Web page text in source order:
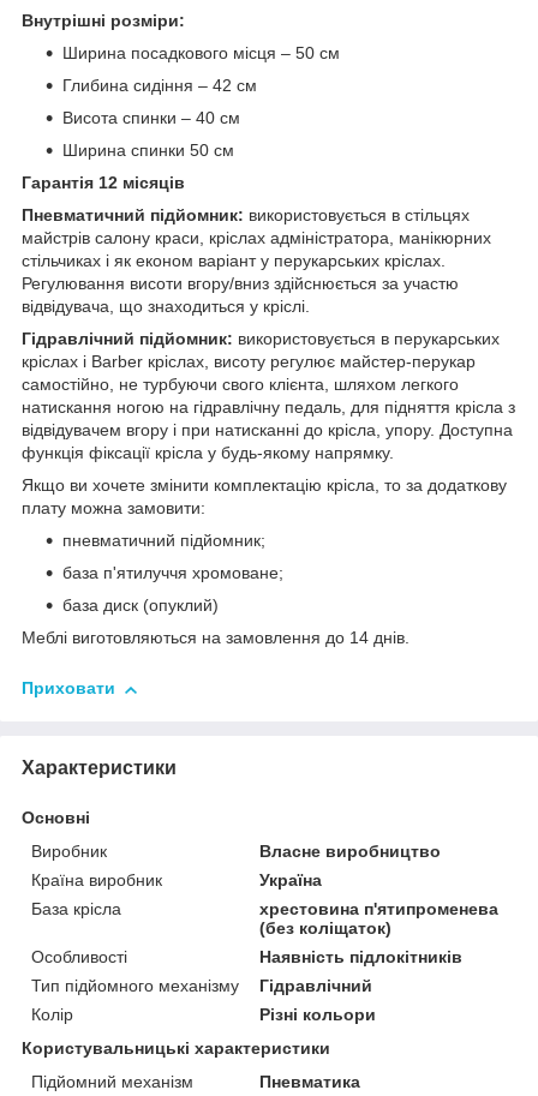
Внутрішні розміри:
Ширина посадкового місця – 50 см
Глибина сидіння – 42 см
Висота спинки – 40 см
Ширина спинки 50 см
Гарантія 12 місяців
Пневматичний підйомник: використовується в стільцях
майстрів салону краси, кріслах адміністратора, манікюрних
стільчиках і як економ варіант у перукарських кріслах.
Регулювання висоти вгору/вниз здійснюється за участю
відвідувача, що знаходиться у кріслі.
Гідравлічний підйомник: використовується в перукарських
кріслах і Barber кріслах, висоту регулює майстер-перукар
самостійно, не турбуючи свого клієнта, шляхом легкого
натискання ногою на гідравлічну педаль, для підняття крісла з
відвідувачем вгору і при натисканні до крісла, упору. Доступна
функція фіксації крісла у будь-якому напрямку.
Якщо ви хочете змінити комплектацію крісла, то за додаткову
плату можна замовити:
пневматичний підйомник;
база п'ятилуччя хромоване;
база диск (опуклий)
Меблі виготовляються на замовлення до 14 днів.
Приховати
Характеристики
Основні
Виробник
Власне виробництво
Країна виробник
Україна
База крісла
хрестовина п'ятипроменева
(без коліщаток)
Особливості
Наявність підлокітників
Тип підйомного механізму
Гідравлічний
Колір
Різні кольори
Користувальницькі характеристики
Підйомний механізм
Пневматика